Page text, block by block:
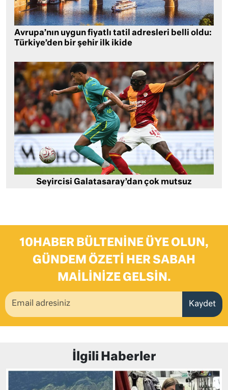
Avrupa’nın uygun fiyatlı tatil adresleri belli oldu:
Türkiye’den bir şehir ilk ikide
Seyircisi Galatasaray’dan çok mutsuz
10HABER BÜLTENINE ÜYE OLUN,
GÜNDEM ÖZETI HER SABAH
MAILINIZE GELSIN.
Kaydet
İlgili Haberler